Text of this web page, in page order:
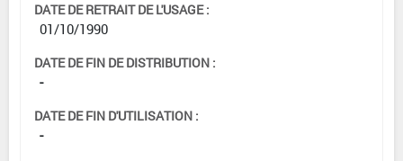
DATE DE RETRAIT DE L'USAGE :
01/10/1990
DATE DE FIN DE DISTRIBUTION :
-
DATE DE FIN D'UTILISATION :
-